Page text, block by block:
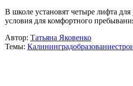
В школе установят четыре лифта
условия для комфортного
Автор: Татьяна Яковенко
Темы: Калининградобразование